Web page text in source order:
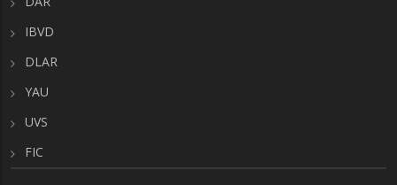
IBVD
DLAR
YAU
UVS
FIC